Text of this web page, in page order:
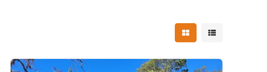
Mostrar resultados em
Mostrar